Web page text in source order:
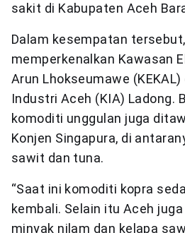
sakit di Kabupaten Aceh
Dalam kesempatan
memperkenalkan Kawasan
Arun Lhokseumawe
Industri Aceh (KIA) Ladong.
komoditi unggulan juga
Konjen Singapura, di
sawit dan tuna.
“Saat ini komoditi kopra
kembali. Selain itu Aceh
minyak nilam dan kelapa